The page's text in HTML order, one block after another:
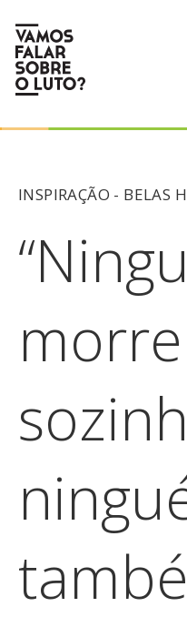
INSPIRAÇÃO - BELAS
morre